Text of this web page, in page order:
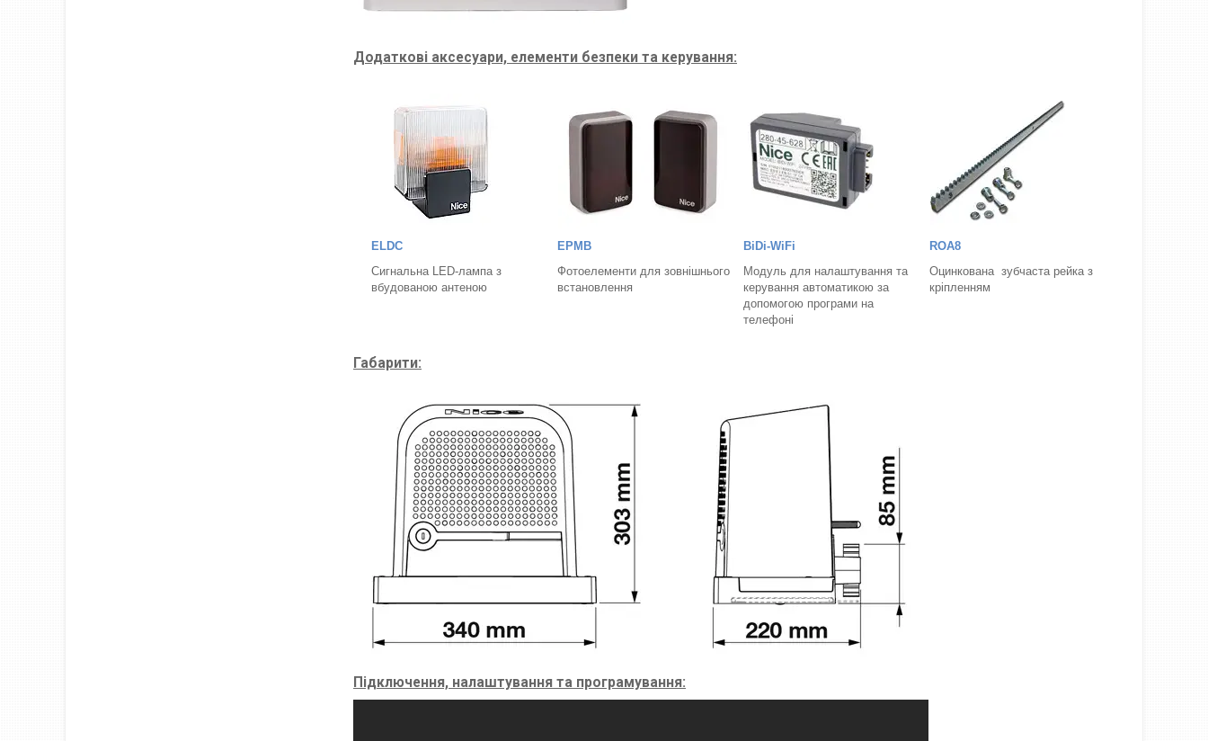
Додаткові аксесуари, елементи безпеки та керування:
ELDC
Сигнальна LED-лампа з
вбудованою антеною
EPMB
Фотоелементи для зовнішнього
встановлення
BiDi-WiFi
Модуль для налаштування та
керування автоматикою за
допомогою програми на
телефоні
ROA8
Оцинкована зубчаста рейка з
кріпленням
Габарити:
Підключення, налаштування та програмування: